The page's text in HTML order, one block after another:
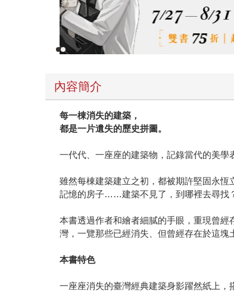
內容簡介
每一棟消失的建築，
都是一片遺失的歷史拼圖。
一代代、一座座的建築物，記錄當代的美學
雖然每棟建築建立之初，都被期許堅固永
記憶的房子……建築不見了，到哪裡去尋找
本書透過作者和繪者細膩的手眼，重現曾
灣，一覽那些已經消失、但曾經存在於這塊
本書特色
一座座消失的臺灣經典建築身影躍然紙上，